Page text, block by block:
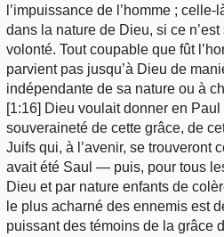
l’impuissance de l’homme ;
dans la nature de Dieu, si ce
volonté. Tout coupable que fût
parvient pas jusqu’à Dieu de
indépendante de sa nature ou à
[1:16] Dieu voulait donner en
souveraineté de cette grâce, de
Juifs qui, à l’avenir, se trouveront
avait été Saul — puis, pour tous
Dieu et par nature enfants de
le plus acharné des ennemis est
puissant des témoins de la grâce